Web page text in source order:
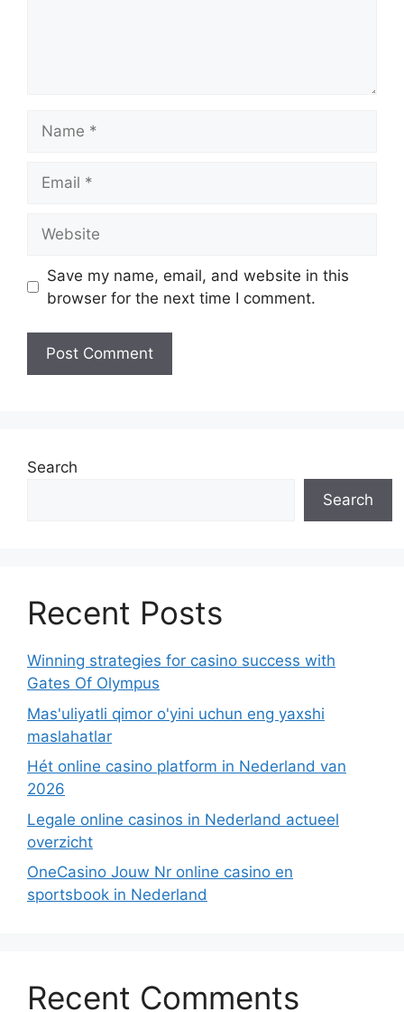
Save my name, email, and website in this
browser for the next time I comment.
Search
Search
Recent Posts
Winning strategies for casino success with
Gates Of Olympus
Mas'uliyatli qimor o'yini uchun eng yaxshi
maslahatlar
Hét online casino platform in Nederland van
2026
Legale online casinos in Nederland actueel
overzicht
OneCasino Jouw Nr online casino en
sportsbook in Nederland
Recent Comments